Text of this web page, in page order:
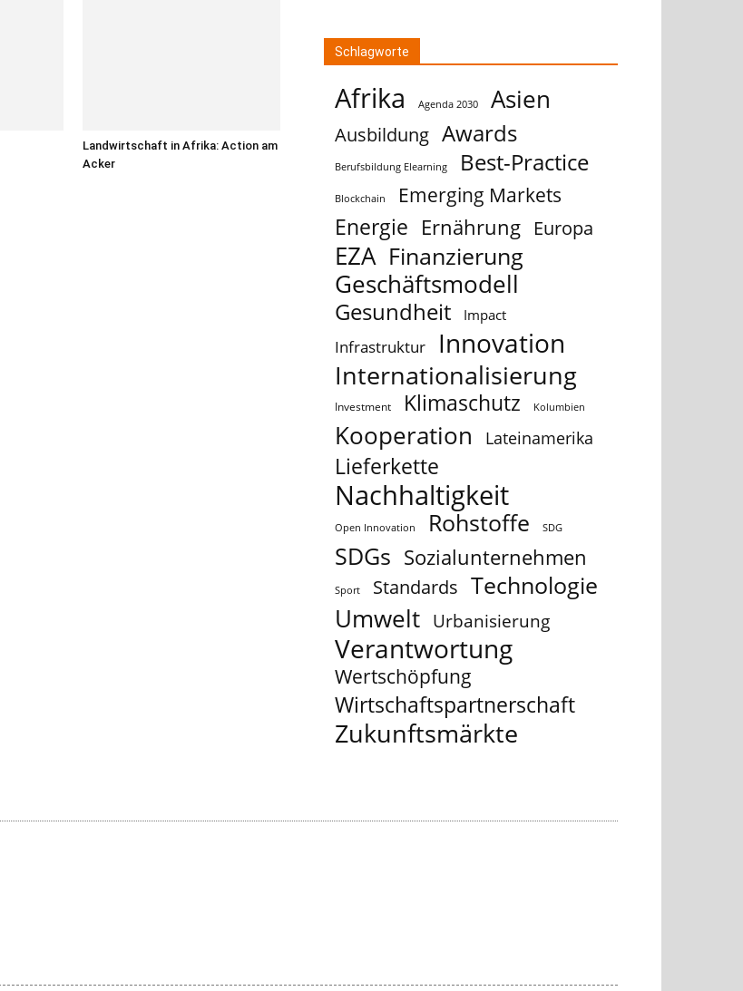
Landwirtschaft in Afrika: Action am
Acker
Schlagworte
Afrika Agenda 2030 Asien
Ausbildung Awards
Berufsbildung Elearning Best-Practice
Blockchain Emerging Markets
Energie Ernährung Europa
EZA Finanzierung
Geschäftsmodell
Gesundheit Impact
Infrastruktur Innovation
Internationalisierung
Investment Klimaschutz Kolumbien
Kooperation Lateinamerika
Lieferkette
Nachhaltigkeit
Open Innovation Rohstoffe SDG
SDGs Sozialunternehmen
Sport Standards Technologie
Umwelt Urbanisierung
Verantwortung
Wertschöpfung
Wirtschaftspartnerschaft
Zukunftsmärkte